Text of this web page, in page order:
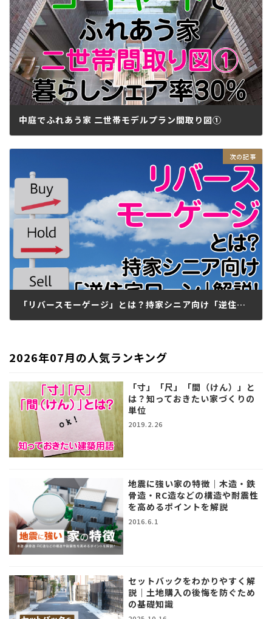
中庭でふれあう家 二世帯モデルプラン間取り図①
「リバースモーゲージ」とは？持家シニア向け「逆住宅ローン」
2026年07月の人気ランキング
「寸」「尺」「間（けん）」と
は？知っておきたい家づくりの
単位
2019.2.26
地震に強い家の特徴｜木造・鉄
骨造・RC造などの構造や耐震性
を高めるポイントを解説
2016.6.1
セットバックをわかりやすく解
説｜土地購入の後悔を防ぐため
の基礎知識